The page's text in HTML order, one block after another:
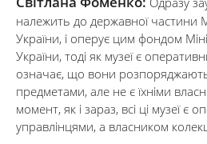
належить до державної частини
України, і оперує цим фондом
України, тоді як музеї є
означає, що вони
предметами, але не є їхніми
момент, як і зараз, всі ці музеї є
управлінцями, а власником